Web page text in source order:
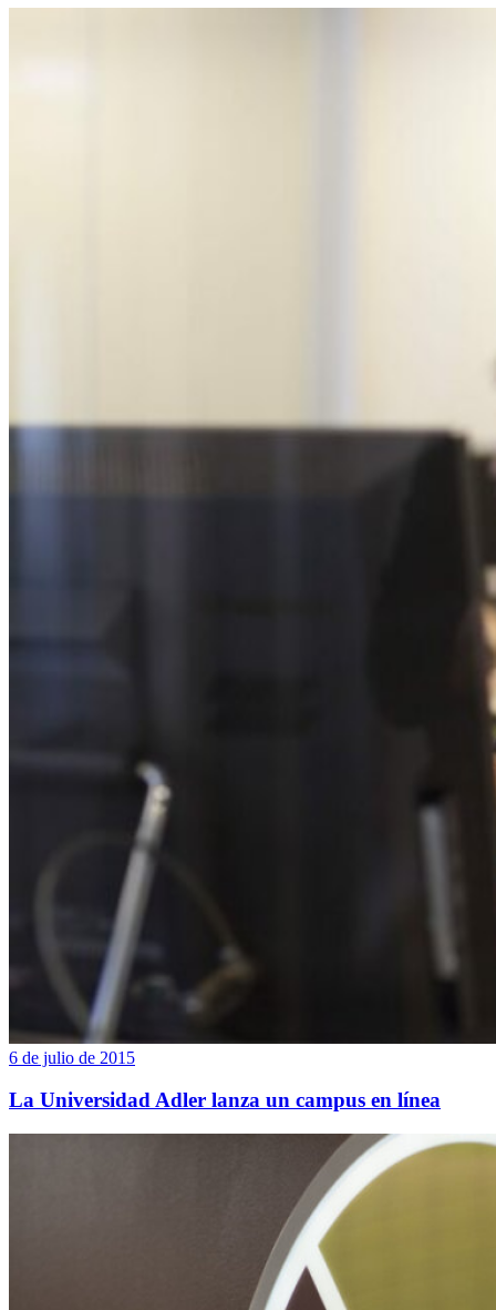
6 de julio de 2015
La Universidad Adler lanza un campus en línea